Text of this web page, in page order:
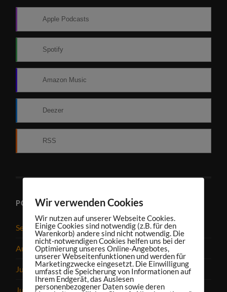
Apple Podcasts
Spotify
Amazon Music
Deezer
RSS
PODCAST-ARCHIV
September 2025
August 2025
Juli 2025
Juni 2025
Wir verwenden Cookies
Wir nutzen auf unserer Webseite Cookies.
Einige Cookies sind notwendig (z.B. für den
Warenkorb) andere sind nicht notwendig. Die
nicht-notwendigen Cookies helfen uns bei der
Optimierung unseres Online-Angebotes,
unserer Webseitenfunktionen und werden für
Marketingzwecke eingesetzt. Die Einwilligung
umfasst die Speicherung von Informationen auf
Ihrem Endgerät, das Auslesen
personenbezogener Daten sowie deren